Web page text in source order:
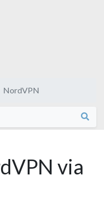
NordVPN
via